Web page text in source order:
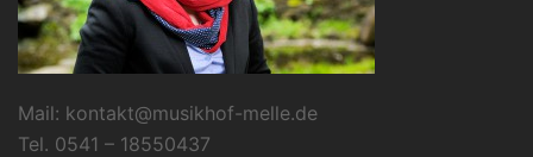
Mail: kontakt@musikhof-melle.de
Tel. 0541 – 18550437